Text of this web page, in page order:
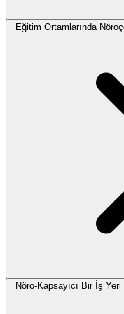
Eğitim Ortamlarında
Nöro-Kapsayıcı Bir İş